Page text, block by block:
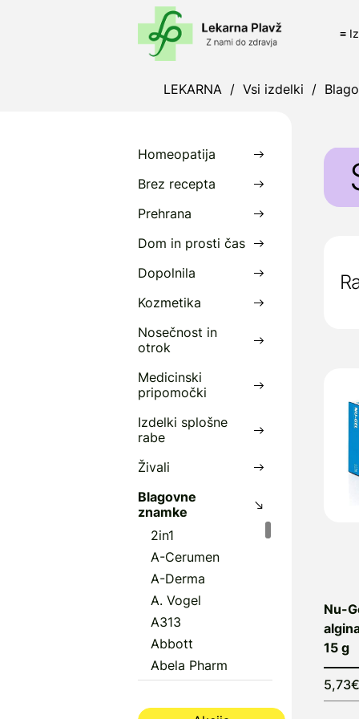
≡
LEKARNA / Vsi izdelki /
Homeopatija
Brez recepta
Prehrana
Dom in prosti čas
Dopolnila
Kozmetika
Nosečnost in
otrok
Medicinski
pripomočki
Izdelki splošne
rabe
Živali
Blagovne
znamke
2in1
A-Cerumen
A-Derma
A. Vogel
A313
Abbott
Abela Pharm
Aboca
Nu-
15 g
5,73€